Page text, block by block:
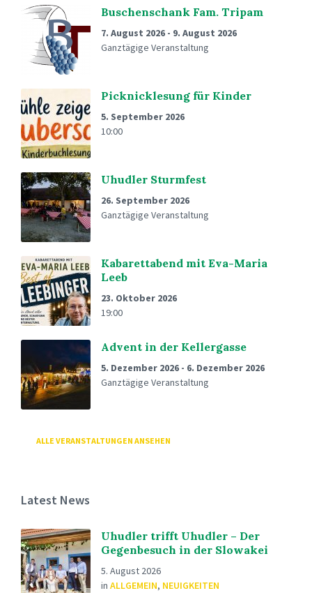
Buschenschank Fam. Tripam
7. August 2026 - 9. August 2026
Ganztägige Veranstaltung
Picknicklesung für Kinder
5. September 2026
10:00
Uhudler Sturmfest
26. September 2026
Ganztägige Veranstaltung
Kabarettabend mit Eva-Maria
Leeb
23. Oktober 2026
19:00
Advent in der Kellergasse
5. Dezember 2026 - 6. Dezember 2026
Ganztägige Veranstaltung
ALLE VERANSTALTUNGEN ANSEHEN
Latest News
Uhudler trifft Uhudler – Der
Gegenbesuch in der Slowakei
5. August 2026
in ALLGEMEIN, NEUIGKEITEN